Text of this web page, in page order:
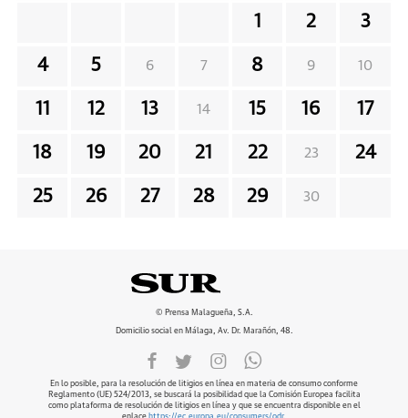
1 2 3
4 5 6 7 8 9 10
11 12 13 14 15 16 17
18 19 20 21 22 23 24
25 26 27 28 29 30
© Prensa Malagueña, S.A.
Domicilio social en Málaga, Av. Dr. Marañón, 48.
En lo posible, para la resolución de litigios en línea en materia de consumo conforme
Reglamento (UE) 524/2013, se buscará la posibilidad que la Comisión Europea facilita
como plataforma de resolución de litigios en línea y que se encuentra disponible en el
enlace https://ec.europa.eu/consumers/odr.